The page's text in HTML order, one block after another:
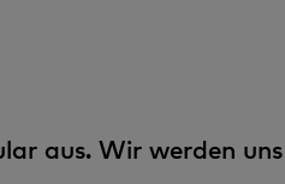
aus. Wir werden